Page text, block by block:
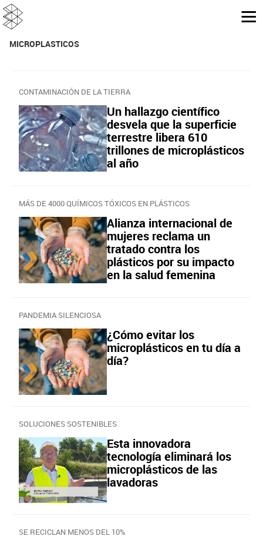
MICROPLASTICOS
CONTAMINACIÓN DE LA TIERRA
Un hallazgo científico
desvela que la superficie
terrestre libera 610
trillones de microplásticos
al año
MÁS DE 4000 QUÍMICOS TÓXICOS EN PLÁSTICOS
Alianza internacional de
mujeres reclama un
tratado contra los
plásticos por su impacto
en la salud femenina
PANDEMIA SILENCIOSA
¿Cómo evitar los
microplásticos en tu día a
día?
SOLUCIONES SOSTENIBLES
Esta innovadora
tecnología eliminará los
microplásticos de las
lavadoras
SE RECICLAN MENOS DEL 10%